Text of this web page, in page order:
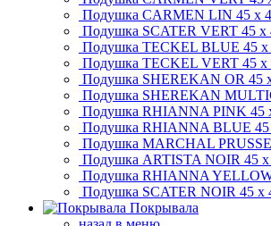
Подушка CARMEN LIN 45 x
Подушка SCATER VERT 45 x
Подушка TECKEL BLUE 45 x
Подушка TECKEL VERT 45 x
Подушка SHEREKAN OR 45
Подушка SHEREKAN
Подушка RHIANNA PINK 45
Подушка RHIANNA BLUE
Подушка MARCHAL PRUSSE
Подушка ARTISTA NOIR 45
Подушка RHIANNA
Подушка SCATER NOIR 45 x
Покрывала